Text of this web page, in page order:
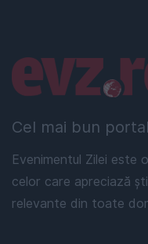
Cel mai bun
Evenimentul Zilei este
celor care apreciază
relevante din toate
Linkuri utile